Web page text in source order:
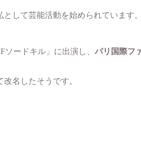
して芸能活動を始められています。
ードキル」に出演し、 パリ国際フ
名したそうです。